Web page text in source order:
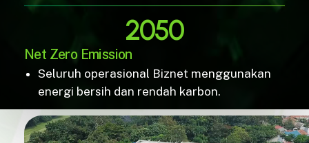
2050
Net Zero Emission
Seluruh operasional Biznet menggunakan
energi bersih dan rendah karbon.